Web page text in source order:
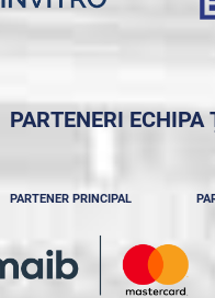
PARTENERI ECHIPA
PARTENER PRINCIPAL